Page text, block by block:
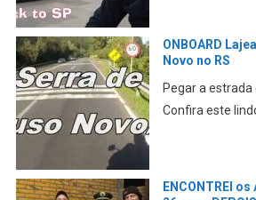
CAMINHANDO
de SÃO PAULO
Neste vídeo eu
experiência ao
Parque da